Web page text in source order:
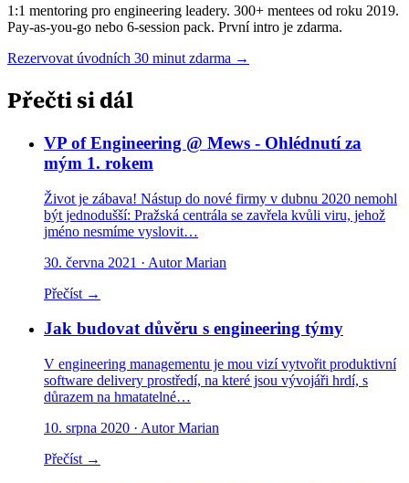
1:1 mentoring pro engineering leadery. 300+ mentees od roku 2019.
Pay-as-you-go nebo 6-session pack. První intro je zdarma.
Rezervovat úvodních 30 minut zdarma →
Přečti si dál
VP of Engineering @ Mews - Ohlédnutí za
mým 1. rokem
Život je zábava! Nástup do nové firmy v dubnu 2020 nemohl
být jednodušší: Pražská centrála se zavřela kvůli viru, jehož
jméno nesmíme vyslovit…
30. června 2021 · Autor Marian
Přečíst →
Jak budovat důvěru s engineering týmy
V engineering managementu je mou vizí vytvořit produktivní
software delivery prostředí, na které jsou vývojáři hrdí, s
důrazem na hmatatelné…
10. srpna 2020 · Autor Marian
Přečíst →